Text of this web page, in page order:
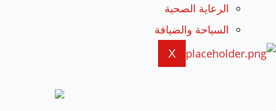
الرعاية الصحية
السياحة والضيافة
X